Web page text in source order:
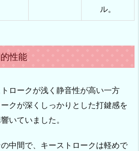
ル。
性能
ロークが浅く静音性が高い一方
クが深くしっかりとした打鍵感を
いていました。
中間で、キーストロークは軽めで